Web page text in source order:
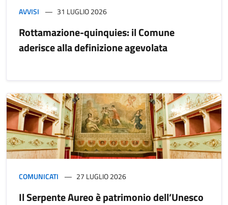
AVVISI 31 LUGLIO 2026
Rottamazione-quinquies: il Comune
aderisce alla definizione agevolata
COMUNICATI 27 LUGLIO 2026
Il Serpente Aureo è patrimonio dell’Unesco